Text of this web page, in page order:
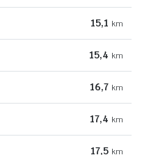
15,1 km
15,4 km
16,7 km
17,4 km
17,5 km